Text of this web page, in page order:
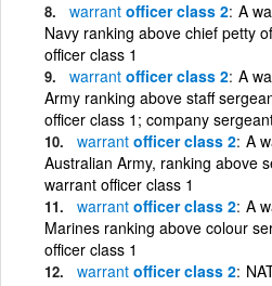
warrant officer class 2 A
Navy ranking above chief petty
officer class 1
warrant officer class 2 A
Army ranking above staff
officer class 1; company
warrant officer class 2 A
Australian Army, ranking above
warrant officer class 1
warrant officer class 2 A
Marines ranking above colour
officer class 1
warrant officer class 2